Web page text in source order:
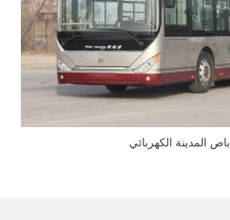
باص المدينة الكهربائي